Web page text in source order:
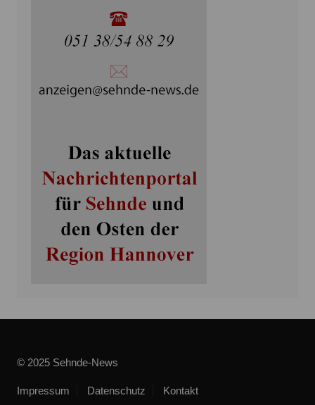
© 2025 Sehnde-News
Impressum Datenschutz Kontakt